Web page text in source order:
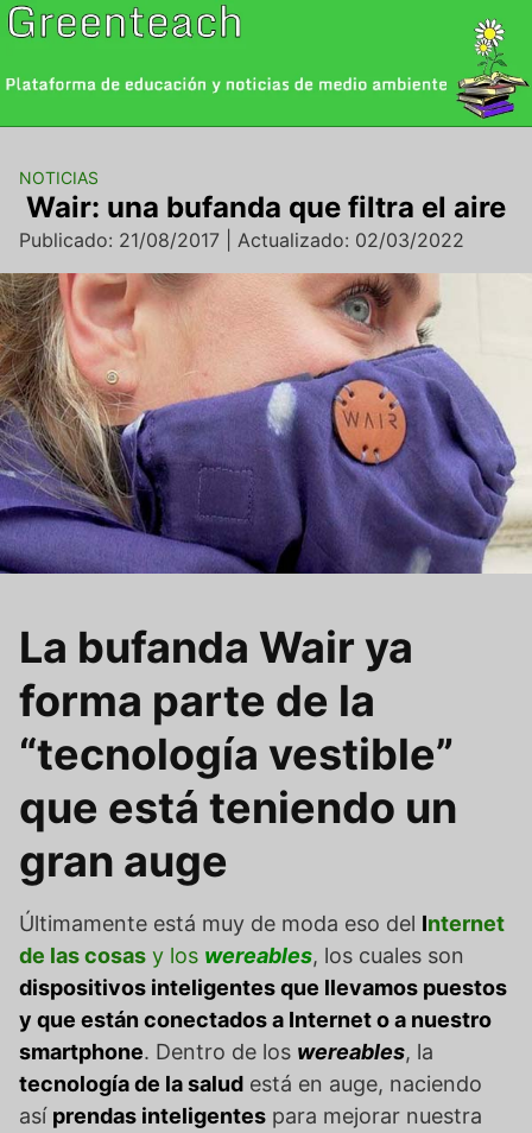
Saltar
al
NOTICIAS
Wair: una bufanda que filtra el aire
Publicado: 21/08/2017 | Actualizado: 02/03/2022
La bufanda Wair ya
forma parte de la
“tecnología vestible”
que está teniendo un
gran auge
Últimamente está muy de moda eso del Internet
de las cosas y los wereables, los cuales son
dispositivos inteligentes que llevamos puestos
y que están conectados a Internet o a nuestro
smartphone. Dentro de los wereables, la
tecnología de la salud está en auge, naciendo
así prendas inteligentes para mejorar nuestra